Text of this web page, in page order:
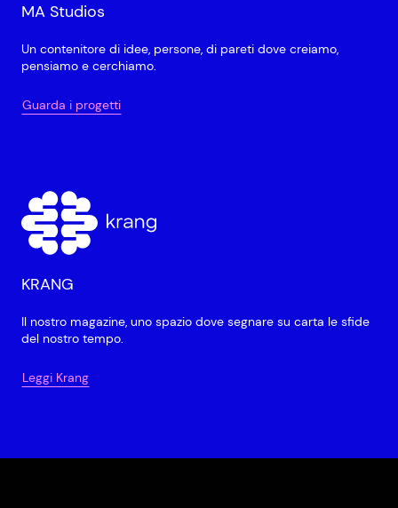
MA Studios
Un contenitore di idee, persone, di pareti dove creiamo,
pensiamo e cerchiamo.
Guarda i progetti
KRANG
Il nostro magazine, uno spazio dove segnare su carta le sfide
del nostro tempo.
Leggi Krang